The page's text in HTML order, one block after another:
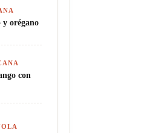
y orégano
con